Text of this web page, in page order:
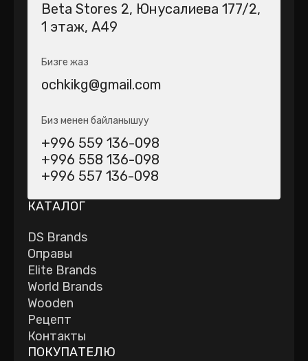
Beta Stores 2​, Юнусалиева 177/2,
1 этаж, А49
Бизге жаз
ochkikg@gmail.com
Биз менен байланышуу
+996 559 136-098
+996 558 136-098
+996 557 136-098
КАТАЛОГ
DS Brands
Оправы
Elite Brands
World Brands
Wooden
Рецепт
Контакты
ПОКУПАТЕЛЮ